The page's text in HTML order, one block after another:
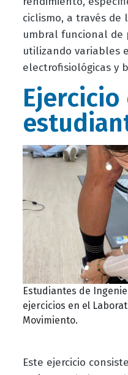
ciclismo, a través de
umbral funcional de
utilizando variables
electrofisiológicas y
Estudiantes de
ejercicios en el
Movimiento.
Este ejercicio